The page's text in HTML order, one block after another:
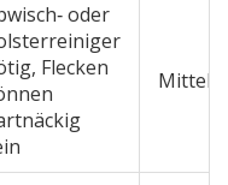
oder
Flecken
Mittel